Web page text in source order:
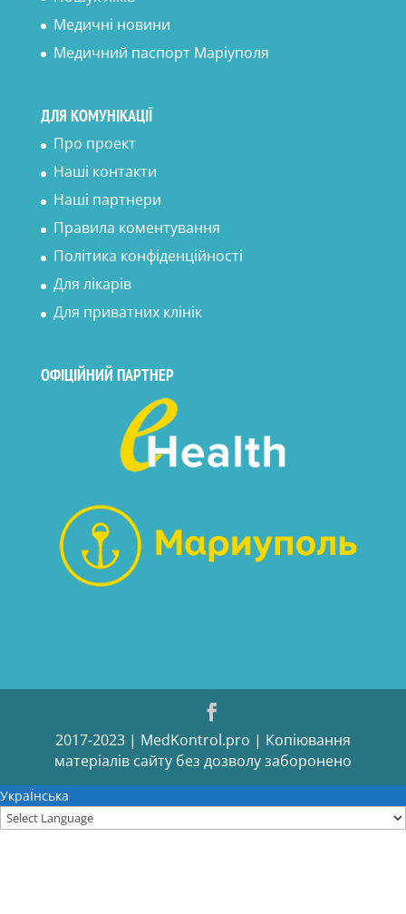
Медичні новини
Медичний паспорт Маріуполя
ДЛЯ КОМУНІКАЦІЇ
Про проект
Наші контакти
Наші партнери
Правила коментування
Політика конфіденційності
Для лікарів
Для приватних клінік
ОФІЦІЙНИЙ ПАРТНЕР
2017-2023 | MedKontrol.pro | Копіювання
матеріалів сайту без дозволу заборонено
УкраЇнська